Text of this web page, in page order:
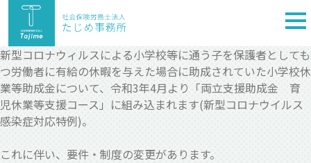
新型コロナウィルスによる小学校等に通う子を保護者としても
つ労働者に有給の休暇を与えた場合に助成されていた小学校休
業等助成金について、令和3年4月より「両立支援助成金 育
児休業等支援コース」に組み込まれます(新型コロナウイルス
感染症対応特例)。
これに伴い、要件・制度の変更があります。